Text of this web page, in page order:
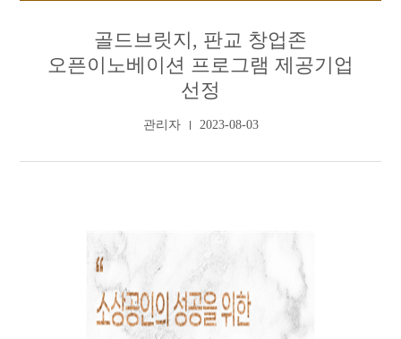
골드브릿지, 판교 창업존
오픈이노베이션 프로그램 제공기업
선정
관리자 2023-08-03